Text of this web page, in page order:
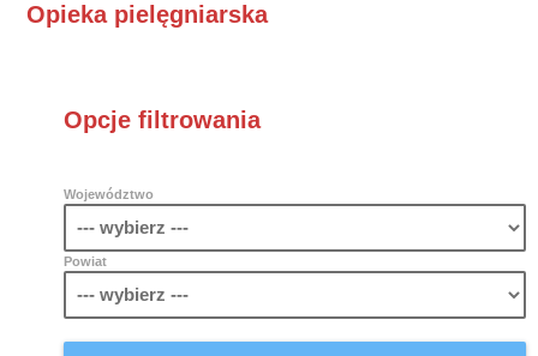
Opieka pielęgniarska
Opcje filtrowania
Województwo
Powiat